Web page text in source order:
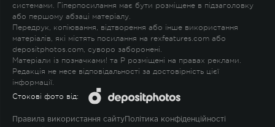
системами. Гіперпосилання має бути розміщене в підзаголовку
або першому абзаці матеріалу.
Передрук, копіювання, відтворення або інше використання
матеріалів, які містять посилання на rexfeatures.com або
depositphotos.com, суворо заборонені.
Матеріали із позначками! та P розміщені на правах реклами.
Редакція не несе відповідальності за достовірність цієї
інформації.
Стокові фото від:
Правила використання сайту Політика конфіденційності